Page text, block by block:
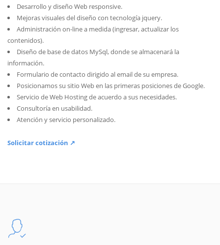
Desarrollo y diseño Web responsive.
Mejoras visuales del diseño con tecnología jquery.
Administración on-line a medida (ingresar, actualizar los
contenidos).
Diseño de base de datos MySql, donde se almacenará la
información.
Formulario de contacto dirigido al email de su empresa.
Posicionamos su sitio Web en las primeras posiciones de Google.
Servicio de Web Hosting de acuerdo a sus necesidades.
Consultoría en usabilidad.
Atención y servicio personalizado.
Solicitar cotización ↗